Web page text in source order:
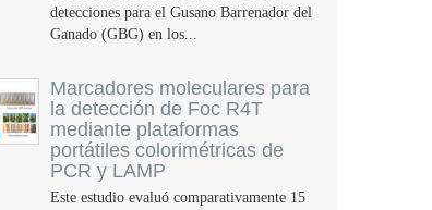
detecciones para el Gusano Barrenador del
Ganado (GBG) en los...
Marcadores moleculares para
la detección de Foc R4T
mediante plataformas
portátiles colorimétricas de
PCR y LAMP
Este estudio evaluó comparativamente 15